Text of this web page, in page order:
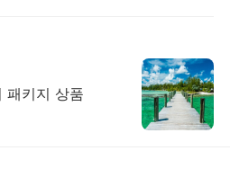
패키지 상품